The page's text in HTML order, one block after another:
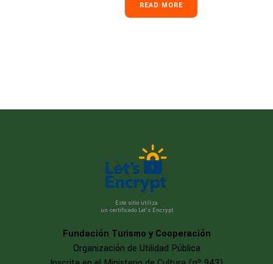
READ MORE
Este sitio utiliza
un certificado Let’s Encrypt
Fundación Turismo y Cooperación
Organización de Utilidad Pública